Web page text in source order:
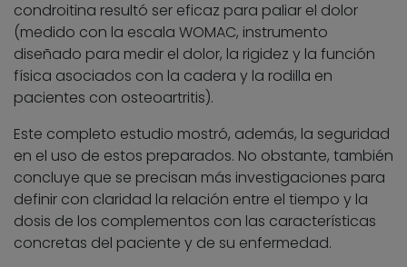
condroitina resultó ser eficaz para paliar el dolor
(medido con la escala WOMAC, instrumento
diseñado para medir el dolor, la rigidez y la función
física asociados con la cadera y la rodilla en
pacientes con osteoartritis).
Este completo estudio mostró, además, la seguridad
en el uso de estos preparados. No obstante, también
concluye que se precisan más investigaciones para
definir con claridad la relación entre el tiempo y la
dosis de los complementos con las características
concretas del paciente y de su enfermedad.